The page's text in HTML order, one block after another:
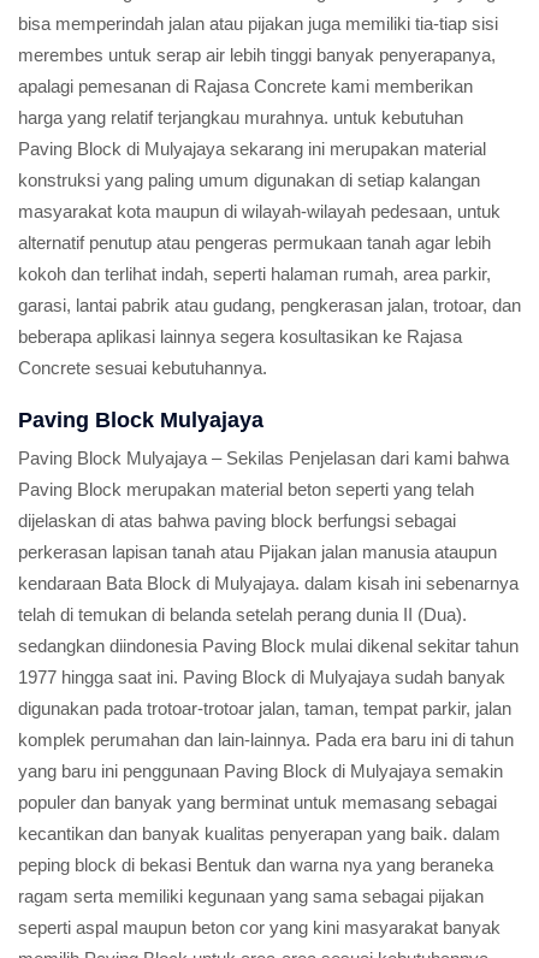
bisa memperindah jalan atau pijakan juga memiliki tia-tiap sisi
merembes untuk serap air lebih tinggi banyak penyerapanya,
apalagi pemesanan di Rajasa Concrete kami memberikan
harga yang relatif terjangkau murahnya. untuk kebutuhan
Paving Block di Mulyajaya sekarang ini merupakan material
konstruksi yang paling umum digunakan di setiap kalangan
masyarakat kota maupun di wilayah-wilayah pedesaan, untuk
alternatif penutup atau pengeras permukaan tanah agar lebih
kokoh dan terlihat indah, seperti halaman rumah, area parkir,
garasi, lantai pabrik atau gudang, pengkerasan jalan, trotoar, dan
beberapa aplikasi lainnya segera kosultasikan ke Rajasa
Concrete sesuai kebutuhannya.
Paving Block Mulyajaya
Paving Block Mulyajaya – Sekilas Penjelasan dari kami bahwa
Paving Block merupakan material beton seperti yang telah
dijelaskan di atas bahwa paving block berfungsi sebagai
perkerasan lapisan tanah atau Pijakan jalan manusia ataupun
kendaraan Bata Block di Mulyajaya. dalam kisah ini sebenarnya
telah di temukan di belanda setelah perang dunia II (Dua).
sedangkan diindonesia Paving Block mulai dikenal sekitar tahun
1977 hingga saat ini. Paving Block di Mulyajaya sudah banyak
digunakan pada trotoar-trotoar jalan, taman, tempat parkir, jalan
komplek perumahan dan lain-lainnya. Pada era baru ini di tahun
yang baru ini penggunaan Paving Block di Mulyajaya semakin
populer dan banyak yang berminat untuk memasang sebagai
kecantikan dan banyak kualitas penyerapan yang baik. dalam
peping block di bekasi Bentuk dan warna nya yang beraneka
ragam serta memiliki kegunaan yang sama sebagai pijakan
seperti aspal maupun beton cor yang kini masyarakat banyak